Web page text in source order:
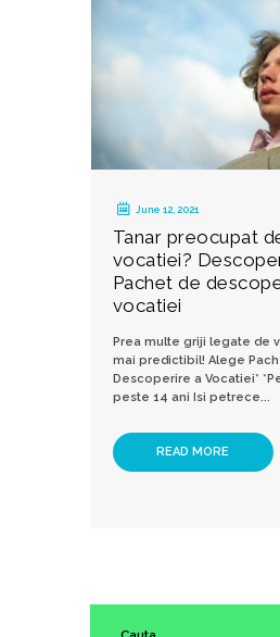
June 12, 2021
Tanar preocupat
vocatiei?
Pachet de
vocatiei
Prea multe griji legate de
mai predictibil! Alege
Descoperire a Vocatiei*
peste 14 ani Isi petrece...
READ MORE